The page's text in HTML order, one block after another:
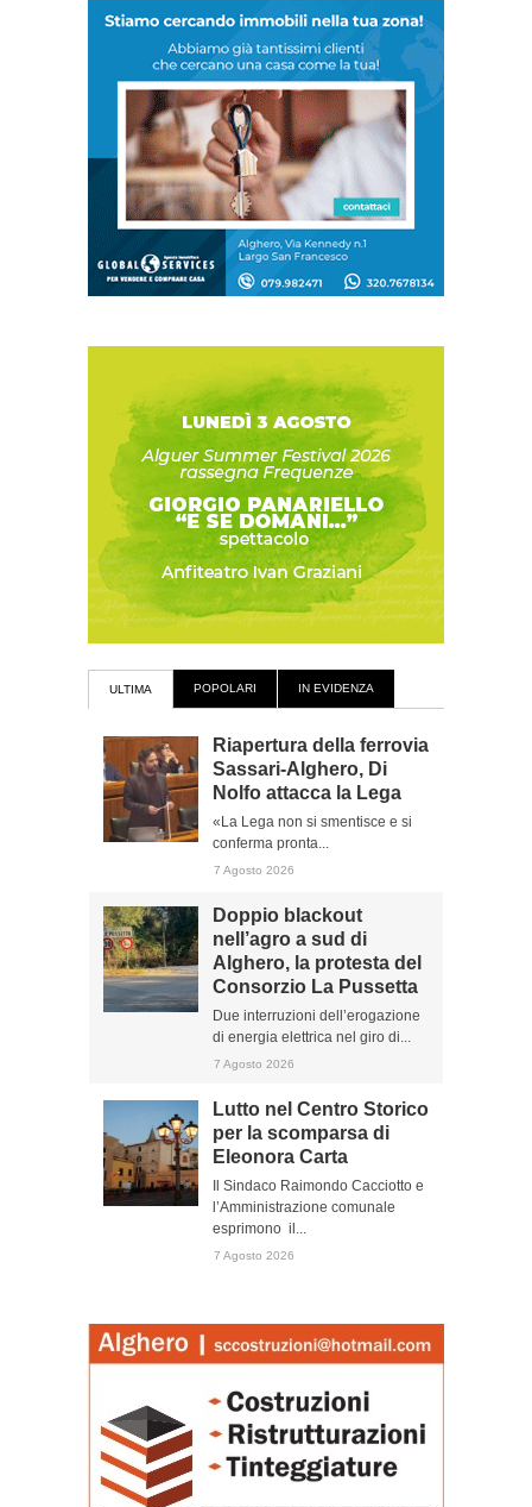
ULTIMA POPOLARI IN EVIDENZA
Riapertura della ferrovia
Sassari-Alghero, Di
Nolfo attacca la Lega
«La Lega non si smentisce e si
conferma pronta...
7 Agosto 2026
Doppio blackout
nell’agro a sud di
Alghero, la protesta del
Consorzio La Pussetta
Due interruzioni dell’erogazione
di energia elettrica nel giro di...
7 Agosto 2026
Lutto nel Centro Storico
per la scomparsa di
Eleonora Carta
Il Sindaco Raimondo Cacciotto e
l’Amministrazione comunale
esprimono il...
7 Agosto 2026